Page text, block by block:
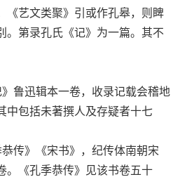
《艺文类聚》引或作孔皋，则睥
。第录孔氏《记》为一篇。其不
迅辑本一卷，收录记载会稽地
中包括未著撰人及存疑者十七
》《宋书》，纪传体南朝宋
。《孔季恭传》见该书卷五十